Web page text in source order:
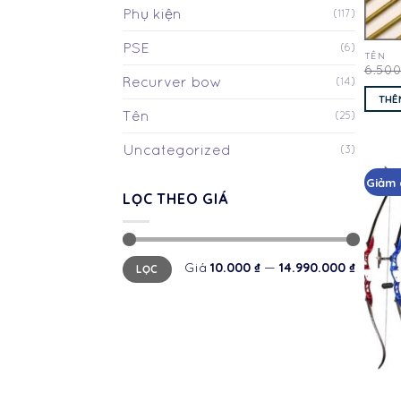
Phụ kiện (117)
PSE (6)
Recurver bow (14)
Tên (25)
Uncategorized (3)
LỌC THEO GIÁ
Giá
thấp
nhất
Giá
cao
nhất
LỌC Giá 10.000 ₫ — 14.990.000 ₫
TÊN
Giảm